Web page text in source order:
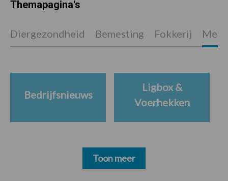
Themapagina's
Diergezondheid Bemesting Fokkerij
Bedrijfsnieuws
Ligbox &
Voerhekken
Toon meer